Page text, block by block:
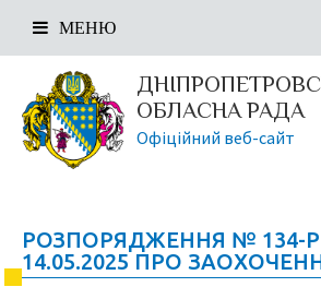
ОБЛАСНА РАДА
Офіційний веб-сайт
МЕНЮ
РОЗПОРЯДЖЕННЯ № 134-Р
14.05.2025 ПРО